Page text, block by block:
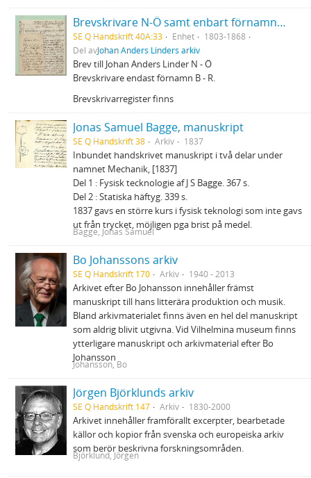
Brevskrivare N-Ö samt enbart förnamn B-R
SE Q Handskrift 40A:33 Enhet
1803-1868
Del avJohan Anders Linders arkiv
Brev till Johan Anders Linder N - Ö
Brevskrivare endast förnamn B - R.
Brevskrivarregister finns
Jonas Samuel Bagge, manuskript
SE Q Handskrift 38 Arkiv 1837
Inbundet handskrivet manuskript i två delar under
namnet Mechanik, [1837]
Del 1 : Fysisk tecknologie af J S Bagge. 367 s.
Del 2 : Statiska häftyg. 339 s.
1837 gavs en större kurs i fysisk teknologi som inte gavs
ut från trycket, möjligen pga brist på medel.
Bagge, Jonas Samuel
Bo Johanssons arkiv
SE Q Handskrift 170 Arkiv 1940 - 2013
Arkivet efter Bo Johansson innehåller främst
manuskript till hans litterära produktion och musik.
Bland arkivmaterialet finns även en hel del manuskript
som aldrig blivit utgivna. Vid Vilhelmina museum finns
ytterligare manuskript och arkivmaterial efter Bo
Johansson
Johansson, Bo
Jörgen Björklunds arkiv
SE Q Handskrift 147 Arkiv 1830-2000
Arkivet innehåller framförallt excerpter, bearbetade
källor och kopior från svenska och europeiska arkiv
som berör beskrivna forskningsområden.
Björklund, Jörgen